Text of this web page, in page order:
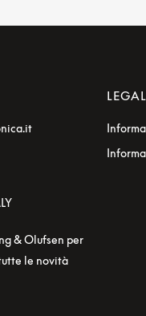
& Olufsen per
le novità
LEGAL